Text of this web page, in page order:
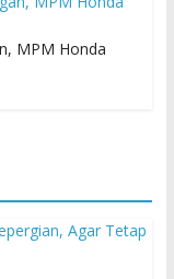
MPM Honda